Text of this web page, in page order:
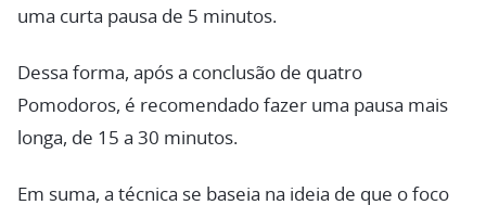
uma curta pausa de 5 minutos.
Dessa forma, após a conclusão de quatro
Pomodoros, é recomendado fazer uma pausa mais
longa, de 15 a 30 minutos.
Em suma, a técnica se baseia na ideia de que o foco